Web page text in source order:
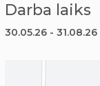
Darba laiks
30.05.26 - 31.08.26